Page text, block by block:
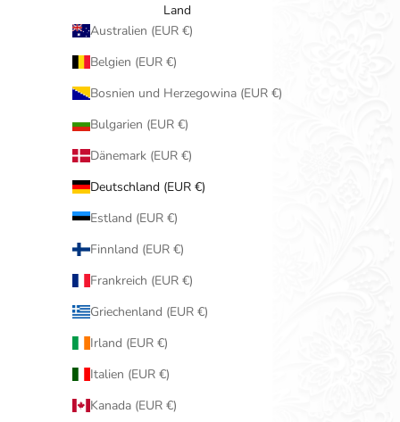
Land
Australien (EUR €)
Belgien (EUR €)
Bosnien und Herzegowina (EUR €)
Bulgarien (EUR €)
Dänemark (EUR €)
Deutschland (EUR €)
Estland (EUR €)
Finnland (EUR €)
Frankreich (EUR €)
Griechenland (EUR €)
Irland (EUR €)
Italien (EUR €)
Kanada (EUR €)